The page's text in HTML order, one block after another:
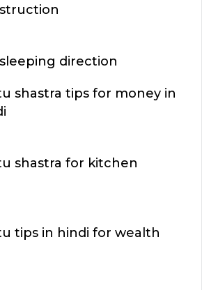
direction
shastra tips for money in
shastra for kitchen
tips in hindi for wealth